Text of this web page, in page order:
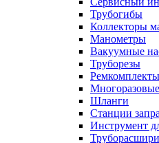
Трубогибы
Коллекторы
Манометры
Вакуумные
Труборезы
Ремкомплекты
Шланги
Станции
Инструмент